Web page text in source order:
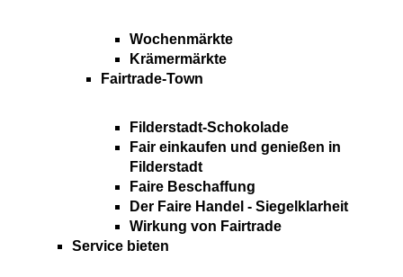
Wochenmärkte
Krämermärkte
Fairtrade-Town
Filderstadt-Schokolade
Fair einkaufen und genießen in
Filderstadt
Faire Beschaffung
Der Faire Handel - Siegelklarheit
Wirkung von Fairtrade
Service bieten